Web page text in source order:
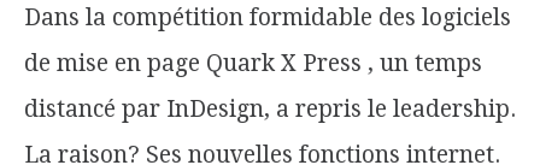
Dans la compétition formidable des logiciels
de mise en page Quark X Press , un temps
distancé par InDesign, a repris le leadership.
La raison? Ses nouvelles fonctions internet.